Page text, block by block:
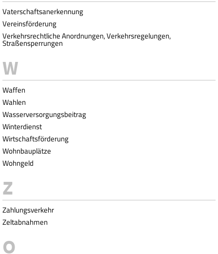
Vaterschaftsanerkennung
Vereinsförderung
Verkehrsrechtliche Anordnungen, Verkehrsregelungen,
Straßensperrungen
Waffen
Wahlen
Wasserversorgungsbeitrag
Winterdienst
Wirtschaftsförderung
Wohnbauplätze
Wohngeld
Zahlungsverkehr
Zeltabnahmen